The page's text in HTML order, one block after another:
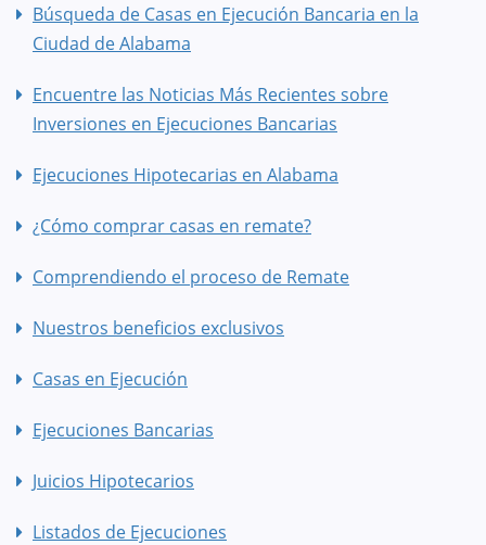
Búsqueda de Casas en Ejecución Bancaria en la
Ciudad de Alabama
Encuentre las Noticias Más Recientes sobre
Inversiones en Ejecuciones Bancarias
Ejecuciones Hipotecarias en Alabama
¿Cómo comprar casas en remate?
Comprendiendo el proceso de Remate
Nuestros beneficios exclusivos
Casas en Ejecución
Ejecuciones Bancarias
Juicios Hipotecarios
Listados de Ejecuciones